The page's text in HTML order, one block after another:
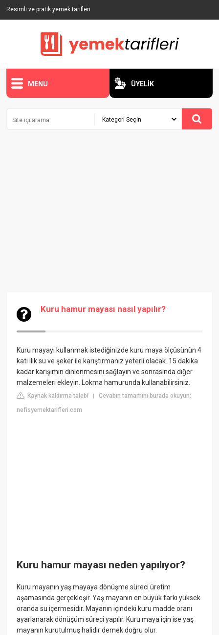
Resimli ve pratik yemek tarifleri
MENU ÜYELİK
Kuru hamur mayası nasıl yapılır?
Kuru mayayı kullanmak istediğinizde kuru maya ölçüsünün 4
katı ılık su ve şeker ile karıştırmanız yeterli olacak. 15 dakika
kadar karışımın dinlenmesini sağlayın ve sonrasında diğer
malzemeleri ekleyin. Lokma hamurunda kullanabilirsiniz.
Kaynak kaldırma talebi |Cevabın tamamını burada okuyun:
nefisyemektarifleri.com
Kuru hamur mayası neden yapılıyor?
Kuru mayanın yaş mayaya dönüşme süreci üretim
aşamasında gerçekleşir. Yaş mayanın en büyük farkı yüksek
oranda su içermesidir. Mayanın içindeki kuru madde oranı
ayarlanarak dönüşüm süreci yapılır. Kuru maya için ise yaş
mayanın kurutulmuş halidir demek doğru olur.